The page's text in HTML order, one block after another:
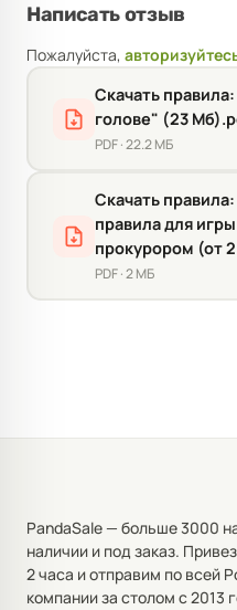
Написать отзыв
Пожалуйста,
Скачать
голове" (23
PDF · 22.2 МБ
Скачать
правила для
прокурором (от
PDF · 2 МБ
PandaSale — больше 3000
наличии и под заказ.
2 часа и отправим по всей
компании за столом с 2013